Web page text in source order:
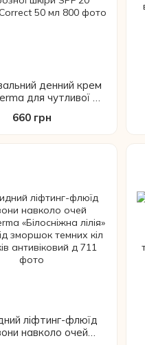
денний крем
для чутливої та
Correct 50 мл
660 грн
ліфтинг-флюїд
навколо очей